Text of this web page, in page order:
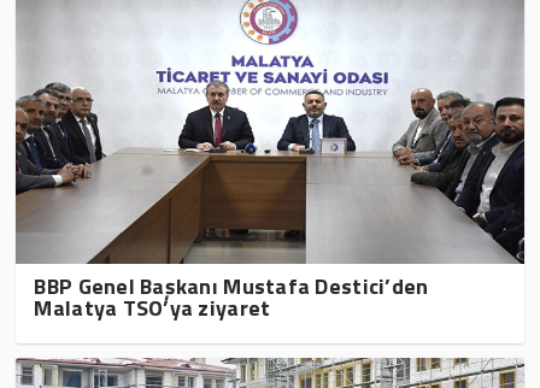
BBP Genel Başkanı Mustafa Destici’den
Malatya TSO’ya ziyaret